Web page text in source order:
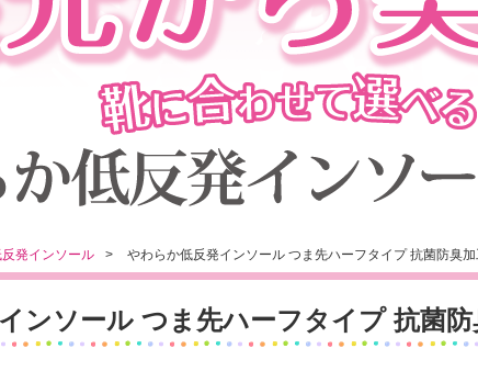
発インソール やわらか低反発インソール つま先ハーフタイプ 抗菌防臭加
ンソール つま先ハーフタイプ 抗菌防